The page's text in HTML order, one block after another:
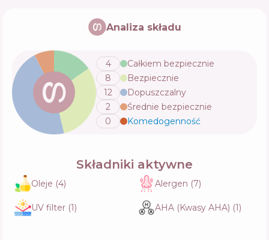
Analiza składu
4
Całkiem bezpiecznie
8
Bezpiecznie
12
Dopuszczalny
2
Średnie bezpiecznie
0
Komedogenność
Składniki aktywne
Oleje (4) Alergen (7)
UV filter (1) AHA (Kwasy AHA) (1)